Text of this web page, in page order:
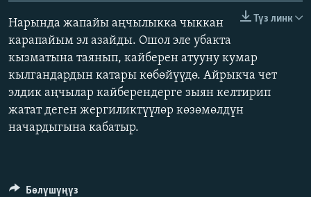
АЗАТТЫК+
ЫҢГАЙСЫЗ СУРООЛОР
ЭЕ/АРнун бардык сайттары
Түз линк
Нарында жапайы аңчылыкка чыккан
карапайым эл азайды. Ошол эле убакта
кызматына таянып, кайберен атууну кумар
кылгандардын катары көбөйүүдө. Айрыкча чет
элдик аңчылар кайберендерге зыян келтирип
жатат деген жергиликтүүлөр көзөмөлдүн
начардыгына кабатыр.
Бөлүшүңүз